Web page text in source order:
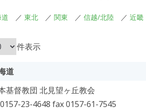
／ 東北 ／ 関東 ／ 信越/北陸 ／ 近畿
件表示
道
基督教団 北見望ヶ丘教会
23-4648 fax 0157-61-7545